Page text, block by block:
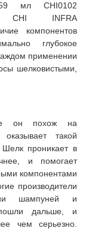
мл CHI0102
CHI INFRA
компонентов
глубокое
применении
шелковистыми,
он похож на
такой
проникает в
и помогает
компонентами
производители
шампуней и
дальше, и
чем серьезно.